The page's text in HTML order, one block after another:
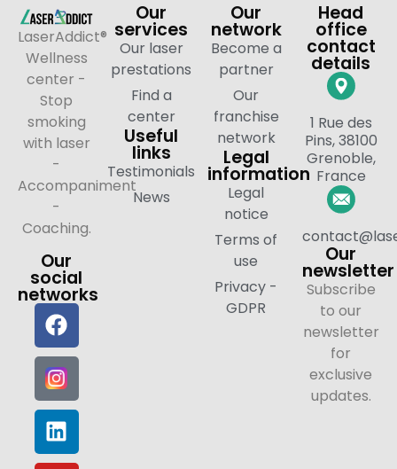
LaserAddict®
Wellness
center -
Stop
smoking
with laser
-
Accompaniment
-
Coaching.
Our
social
networks
Our
services
Our laser
prestations
Find a
center
Useful
links
Testimonials
News
Our
network
Become a
partner
Our
franchise
network
Legal
information
Legal
notice
Terms of
use
Privacy -
GDPR
Head
office
contact
details
1 Rue des
Pins, 38100
Grenoble,
France
Our
newsletter
Subscribe
to our
newsletter
for
exclusive
updates.